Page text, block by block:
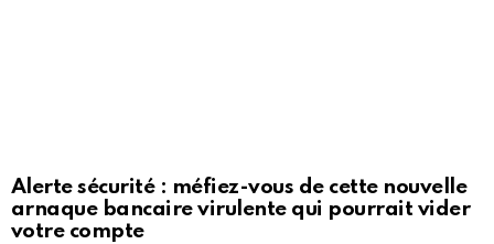
Alerte sécurité : méfiez-vous de cette nouvelle
arnaque bancaire virulente qui pourrait vider
votre compte